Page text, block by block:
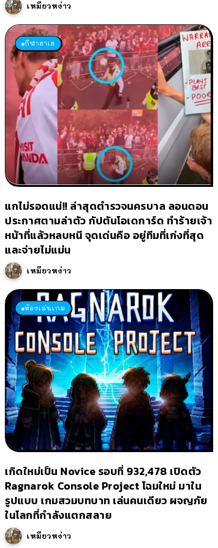
เหมียวหง่าว
กีฬาฮาเฮ
แกไม่รอดแน่!! ล่าสุดตำรวจนครบาล ลอนดอน
ประกาศตามล่าตัว กัปตันโอเดการ์ด ทำร้ายเจ้า
หน้าที่แล้วหลบหนี จุดเด่นคือ อยู่ทีมที่เก่งที่สุด
และจ่ายไม่แม่น
เหมียวหง่าว
ห้องเล่นเกม
เกิดใหม่เป็น Novice รอบที่ 932,478 เปิดตัว
Ragnarok Console Project โฉมใหม่ มาใน
รูปแบบ เกมสวมบทบาท เล่นคนเดียว ผจญภัย
ในโลกที่กำลังแตกสลาย
เหมียวหง่าว